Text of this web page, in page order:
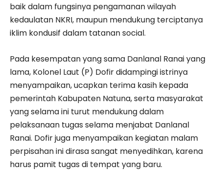
baik dalam fungsinya pengamanan wilayah
kedaulatan NKRI, maupun mendukung terciptanya
iklim kondusif dalam tatanan social.
Pada kesempatan yang sama Danlanal Ranai yang
lama, Kolonel Laut (P) Dofir didampingi istrinya
menyampaikan, ucapkan terima kasih kepada
pemerintah Kabupaten Natuna, serta masyarakat
yang selama ini turut mendukung dalam
pelaksanaan tugas selama menjabat Danlanal
Ranai. Dofir juga menyampaikan kegiatan malam
perpisahan ini dirasa sangat menyedihkan, karena
harus pamit tugas di tempat yang baru.